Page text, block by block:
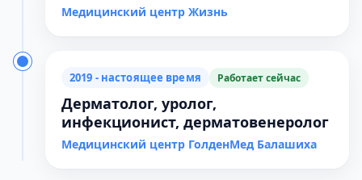
Медицинский центр Жизнь
2019 - настоящее время Работает сейчас
Дерматолог, уролог,
инфекционист, дерматовенеролог
Медицинский центр ГолденМед Балашиха